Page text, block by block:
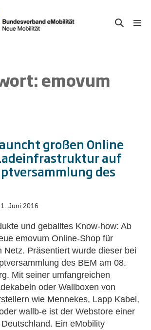
Suche-
emovum
großen Online
auf
des
Juni 2016
und geballtes Know-how: Ab
emovum Online-Shop für
Netz. Präsentiert wurde dieser bei
des BEM am 08.
Mit seiner umfangreichen
oder Wallboxen von
wie Mennekes, Lapp Kabel,
wallb-e ist der Webstore einer
Ein eMobility